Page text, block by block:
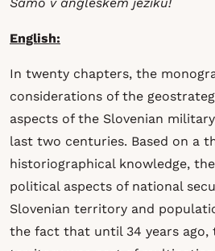
English:
In twenty chapters, the
considerations of the
aspects of the Slovenian
last two centuries. Based on a
historiographical knowledge,
political aspects of national
Slovenian territory and
the fact that until 34 years ago,